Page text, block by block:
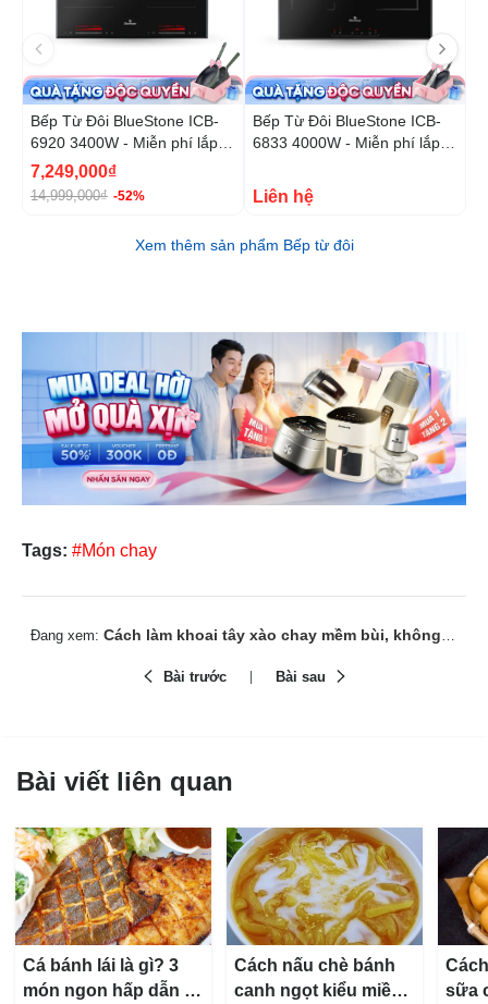
Bếp Từ Đôi BlueStone ICB-
6920 3400W - Miễn phí lắp
đặt, cắt đá
7,249,000₫
14,999,000₫ -52%
Bếp Từ Đôi BlueStone ICB-
6833 4000W - Miễn phí lắp
Liên hệ
Xem thêm sản phẩm Bếp từ đôi
Tags: #Món chay
Đang xem: Cách làm khoai tây xào chay mềm bùi, không bị nát, đậm đà
Bài trước Bài sau
Bài viết liên quan
Cá bánh lái là gì? 3
món ngon hấp dẫn từ
Cách nấu chè bánh
canh ngọt kiểu miền
sữa